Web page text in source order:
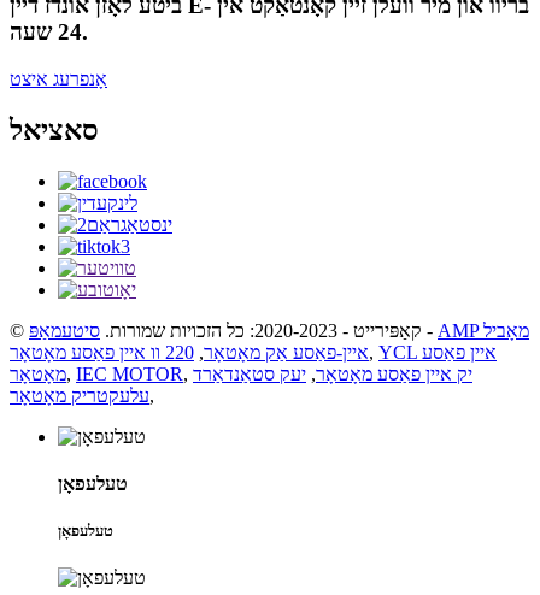
ביטע לאָזן אונדז דיין E- בריוו און מיר וועלן זיין קאָנטאַקט אין
24 שעה.
אָנפרעג איצט
סאציאל
© קאַפּירייט - 2020-2023: כל הזכויות שמורות. סיטעמאַפּ -
AMP מאָביל
איין-פאַסע אַק מאָטאָר, 220 וו איין פאַסע מאָטאָר , YCL איין פאַסע
מאָטאָר, IEC MOTOR, יק איין פאַסע מאָטאָר, יעק סטאַנדאַרד
עלעקטריק מאָטאָר,
טעלעפאָן
טעלעפאָן